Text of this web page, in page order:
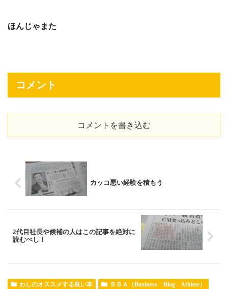
ほんじゃまた
コメント
コメントを書き込む
カッコ悪い経験を積もう
2代目社長や候補の人はこの記事を絶対に
読むべし！
わしのオススメする良い本 ＢＢＡ（Business Blog Athlete）